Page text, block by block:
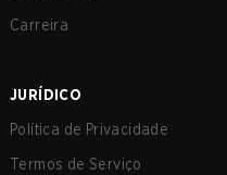
Carreira
JURÍDICO
Política de Privacidade
Termos de Serviço